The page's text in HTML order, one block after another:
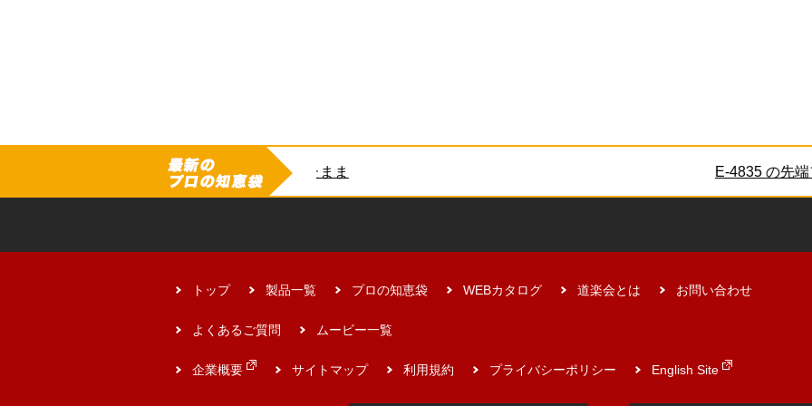
E-4835 の先端フック
トップ 製品一覧 プロの知恵袋 WEBカタログ 道楽会とは お問い合わせ
よくあるご質問 ムービー一覧
企業概要 サイトマップ 利用規約 プライバシーポリシー English Site